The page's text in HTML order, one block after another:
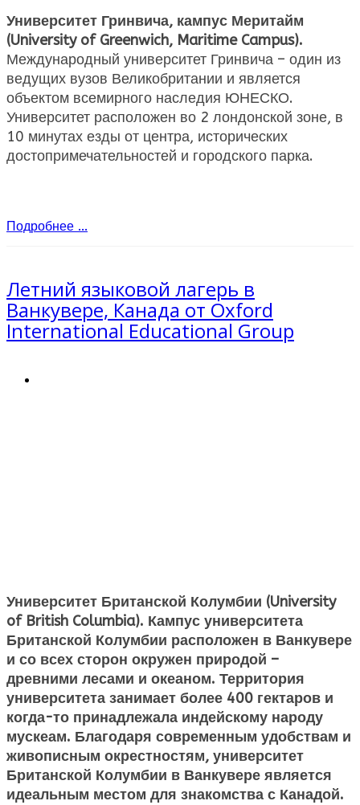
Университет Гринвича, кампус Меритайм
(University of Greenwich, Maritime Campus).
Международный университет Гринвича – один из
ведущих вузов Великобритании и является
объектом всемирного наследия ЮНЕСКО.
Университет расположен во 2 лондонской зоне, в
10 минутах езды от центра, исторических
достопримечательностей и городского парка.
Подробнее ...
Летний языковой лагерь в
Ванкувере, Канада от Oxford
International Educational Group
Университет Британской Колумбии (University
of British Columbia). Кампус университета
Британской Колумбии расположен в Ванкувере
и со всех сторон окружен природой –
древними лесами и океаном. Территория
университета занимает более 400 гектаров и
когда-то принадлежала индейскому народу
мускеам. Благодаря современным удобствам и
живописным окрестностям, университет
Британской Колумбии в Ванкувере является
идеальным местом для знакомства с Канадой.